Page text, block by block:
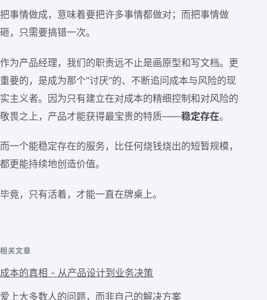
把事情做成，意味着要把许多事情都做对；而把事情做
砸，只需要搞错一次。
作为产品经理，我们的职责远不止是画原型和写文档。更
重要的，是成为那个“讨厌”的、不断追问成本与风险的现
实主义者。因为只有建立在对成本的精细控制和对风险的
敬畏之上，产品才能获得最宝贵的特质——稳定存在。
而一个能稳定存在的服务，比任何烧钱烧出的短暂规模，
都更能持续地创造价值。
毕竟，只有活着，才能一直在牌桌上。
相关文章
成本的真相 - 从产品设计到业务决策
爱上大多数人的问题，而非自己的解决方案